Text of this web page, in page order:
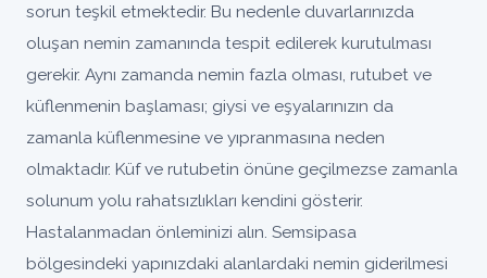
sorun teşkil etmektedir. Bu nedenle duvarlarınızda
oluşan nemin zamanında tespit edilerek kurutulması
gerekir. Aynı zamanda nemin fazla olması, rutubet ve
küflenmenin başlaması; giysi ve eşyalarınızın da
zamanla küflenmesine ve yıpranmasına neden
olmaktadır. Küf ve rutubetin önüne geçilmezse zamanla
solunum yolu rahatsızlıkları kendini gösterir.
Hastalanmadan önleminizi alın. Semsipasa
bölgesindeki yapınızdaki alanlardaki nemin giderilmesi